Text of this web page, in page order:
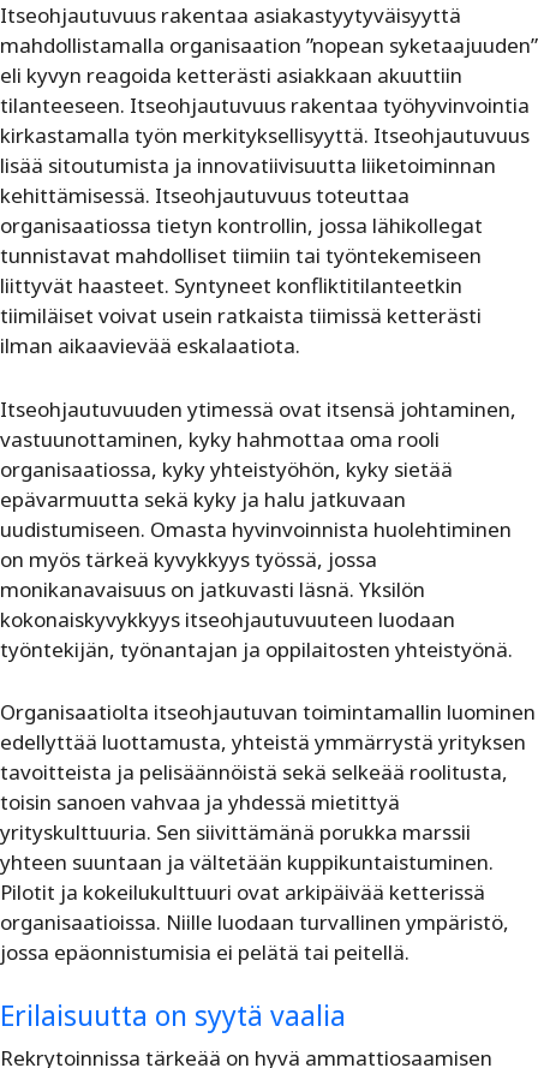
Itseohjautuvuus rakentaa asiakastyytyväisyyttä
mahdollistamalla organisaation ”nopean syketaajuuden”
eli kyvyn reagoida ketterästi asiakkaan akuuttiin
tilanteeseen. Itseohjautuvuus rakentaa työhyvinvointia
kirkastamalla työn merkityksellisyyttä. Itseohjautuvuus
lisää sitoutumista ja innovatiivisuutta liiketoiminnan
kehittämisessä. Itseohjautuvuus toteuttaa
organisaatiossa tietyn kontrollin, jossa lähikollegat
tunnistavat mahdolliset tiimiin tai työntekemiseen
liittyvät haasteet. Syntyneet konfliktitilanteetkin
tiimiläiset voivat usein ratkaista tiimissä ketterästi
ilman aikaavievää eskalaatiota.
Itseohjautuvuuden ytimessä ovat itsensä johtaminen,
vastuunottaminen, kyky hahmottaa oma rooli
organisaatiossa, kyky yhteistyöhön, kyky sietää
epävarmuutta sekä kyky ja halu jatkuvaan
uudistumiseen. Omasta hyvinvoinnista huolehtiminen
on myös tärkeä kyvykkyys työssä, jossa
monikanavaisuus on jatkuvasti läsnä. Yksilön
kokonaiskyvykkyys itseohjautuvuuteen luodaan
työntekijän, työnantajan ja oppilaitosten yhteistyönä.
Organisaatiolta itseohjautuvan toimintamallin luominen
edellyttää luottamusta, yhteistä ymmärrystä yrityksen
tavoitteista ja pelisäännöistä sekä selkeää roolitusta,
toisin sanoen vahvaa ja yhdessä mietittyä
yrityskulttuuria. Sen siivittämänä porukka marssii
yhteen suuntaan ja vältetään kuppikuntaistuminen.
Pilotit ja kokeilukulttuuri ovat arkipäivää ketterissä
organisaatioissa. Niille luodaan turvallinen ympäristö,
jossa epäonnistumisia ei pelätä tai peitellä.
Erilaisuutta on syytä vaalia
Rekrytoinnissa tärkeää on hyvä ammattiosaamisen